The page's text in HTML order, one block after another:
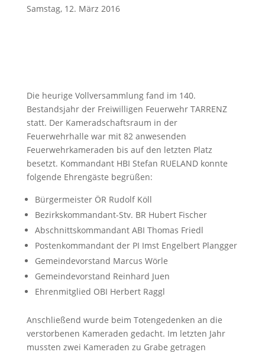
Samstag, 12. März 2016
Die heurige Vollversammlung fand im 140.
Bestandsjahr der Freiwilligen Feuerwehr TARRENZ
statt. Der Kameradschaftsraum in der
Feuerwehrhalle war mit 82 anwesenden
Feuerwehrkameraden bis auf den letzten Platz
besetzt. Kommandant HBI Stefan RUELAND konnte
folgende Ehrengäste begrüßen:
Bürgermeister ÖR Rudolf Köll
Bezirkskommandant-Stv. BR Hubert Fischer
Abschnittskommandant ABI Thomas Friedl
Postenkommandant der PI Imst Engelbert Plangger
Gemeindevorstand Marcus Wörle
Gemeindevorstand Reinhard Juen
Ehrenmitglied OBI Herbert Raggl
Anschließend wurde beim Totengedenken an die
verstorbenen Kameraden gedacht. Im letzten Jahr
mussten zwei Kameraden zu Grabe getragen